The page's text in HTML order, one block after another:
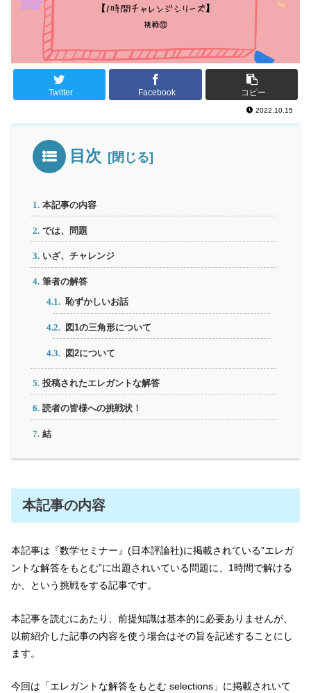
Twitter Facebook コピー
2022.10.15
目次
本記事の内容
では、問題
いざ、チャレンジ
筆者の解答
恥ずかしいお話
図1の三角形について
図2について
投稿されたエレガントな解答
読者の皆様への挑戦状！
結
本記事の内容
本記事は『数学セミナー』(日本評論社)に掲載されている”エレガ
ントな解答をもとむ”に出題されいている問題に、1時間で解ける
か、という挑戦をする記事です。
本記事を読むにあたり、前提知識は基本的に必要ありませんが、
以前紹介した記事の内容を使う場合はその旨を記述することにし
ます。
今回は「エレガントな解答をもとむ selections」に掲載されいて